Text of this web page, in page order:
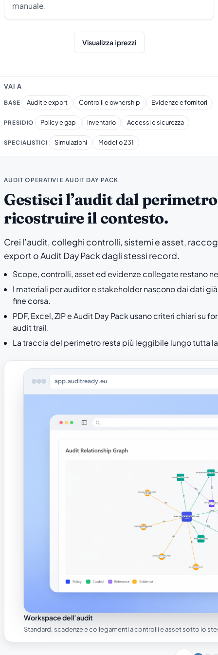
manuale.
Visualizza i prezzi
VAI A
BASE Audit e export Controlli e ownership Evidenze e fornitori
PRESIDIO Policy e gap Inventario Accessi e sicurezza
SPECIALISTICI Simulazioni Modello 231
AUDIT OPERATIVI E AUDIT DAY PACK
Gestisci l’audit dal
ricostruire il contesto.
Crei l’audit, colleghi controlli, sistemi e asset,
export o Audit Day Pack dagli stessi record.
Scope, controlli, asset ed evidenze collegate restano
I materiali per auditor e stakeholder nascono dai dati
fine corsa.
PDF, Excel, ZIP e Audit Day Pack usano criteri chiari su
audit trail.
La traccia del perimetro resta più leggibile lungo tutta
app.auditready.eu
Workspace dell’audit
Standard, scadenze e collegamenti a controlli e asset sotto lo